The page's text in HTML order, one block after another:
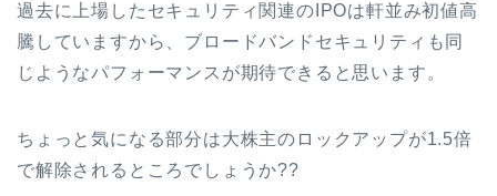
過去に上場したセキュリティ関連のIPOは軒並み初値高
騰していますから、ブロードバンドセキュリティも同
じようなパフォーマンスが期待できると思います。
ちょっと気になる部分は大株主のロックアップが1.5倍
で解除されるところでしょうか??